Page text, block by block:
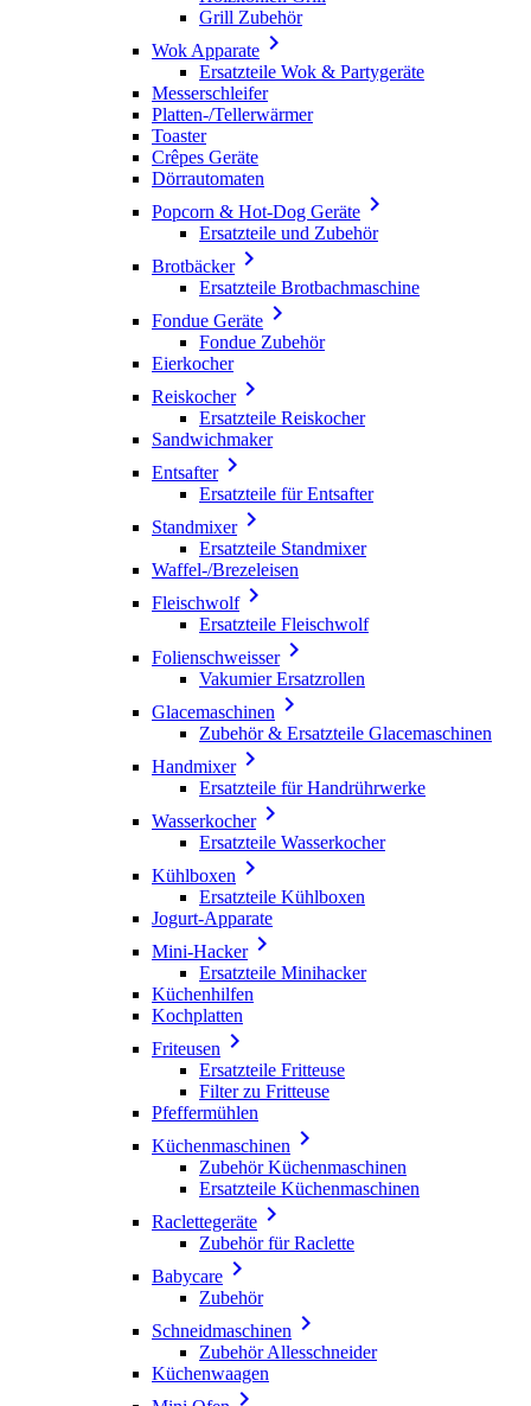
Grill Zubehör
Wok Apparate 
Ersatzteile Wok & Partygeräte
Messerschleifer
Platten-/Tellerwärmer
Toaster
Crêpes Geräte
Dörrautomaten
Popcorn & Hot-Dog Geräte 
Ersatzteile und Zubehör
Brotbäcker
Ersatzteile Brotbachmaschine
Fondue Geräte 
Fondue Zubehör
Eierkocher
Reiskocher
Ersatzteile Reiskocher
Sandwichmaker
Entsafter
Ersatzteile für Entsafter
Standmixer
Ersatzteile Standmixer
Waffel-/Brezeleisen
Fleischwolf
Ersatzteile Fleischwolf
Folienschweisser
Vakumier Ersatzrollen
Glacemaschinen 
Zubehör & Ersatzteile Glacemaschinen
Handmixer
Ersatzteile für Handrührwerke
Wasserkocher
Ersatzteile Wasserkocher
Kühlboxen 
Ersatzteile Kühlboxen
Jogurt-Apparate
Mini-Hacker
Ersatzteile Minihacker
Küchenhilfen
Kochplatten
Friteusen 
Ersatzteile Fritteuse
Filter zu Fritteuse
Pfeffermühlen
Küchenmaschinen 
Zubehör Küchenmaschinen
Ersatzteile Küchenmaschinen
Raclettegeräte 
Zubehör für Raclette
Babycare 
Zubehör
Schneidmaschinen 
Zubehör Allesschneider
Küchenwaagen
